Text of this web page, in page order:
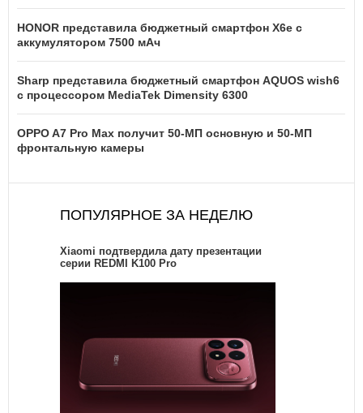
HONOR представила бюджетный смартфон X6e с
аккумулятором 7500 мАч
Sharp представила бюджетный смартфон AQUOS wish6
с процессором MediaTek Dimensity 6300
OPPO A7 Pro Max получит 50-МП основную и 50-МП
фронтальную камеры
ПОПУЛЯРНОЕ ЗА НЕДЕЛЮ
Xiaomi подтвердила дату презентации
серии REDMI K100 Pro